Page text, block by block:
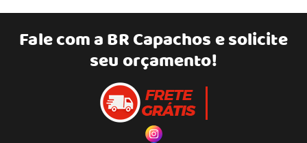
Fale com aBR Capachose solicite
seu orçamento!